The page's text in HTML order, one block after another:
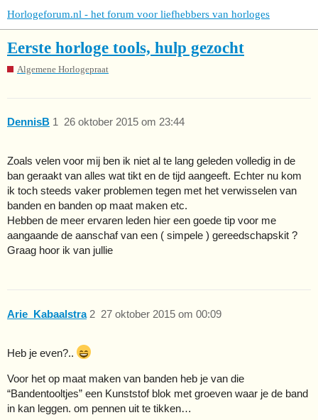
Horlogeforum.nl - het forum voor liefhebbers van horloges
Eerste horloge tools, hulp gezocht
Algemene Horlogepraat
DennisB 26 oktober 2015 om 23:44
1
Zoals velen voor mij ben ik niet al te lang geleden volledig in de
ban geraakt van alles wat tikt en de tijd aangeeft. Echter nu kom
ik toch steeds vaker problemen tegen met het verwisselen van
banden en banden op maat maken etc.
Hebben de meer ervaren leden hier een goede tip voor me
aangaande de aanschaf van een ( simpele ) gereedschapskit ?
Graag hoor ik van jullie
Arie_Kabaalstra 27 oktober 2015 om 00:09
2
Heb je even?..
Voor het op maat maken van banden heb je van die
“Bandentooltjes” een Kunststof blok met groeven waar je de band
in kan leggen. om pennen uit te tikken…